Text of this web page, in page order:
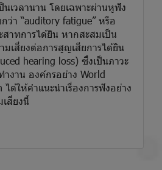
นเวลานาน โดยเฉพาะผ่านหูฟัง
ว่า “auditory fatigue” หรือ
สาทการได้ยิน หากสะสมเป็น
มเสี่ยงต่อการสูญเสียการได้ยิน
hearing loss) ซึ่งเป็นภาวะ
งาน องค์กรอย่าง World
ได้ให้คำแนะนำเรื่องการฟังอย่าง
สี่ยงนี้